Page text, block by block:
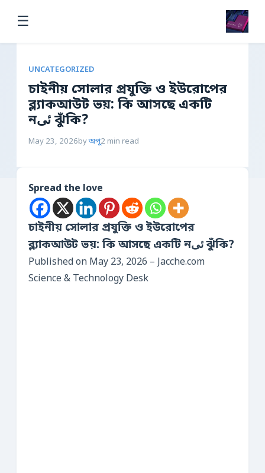
☰
UNCATEGORIZED
চাইনীয় সোলার প্রযুক্তি ও ইউরোপের
ব্ল্যাকআউট ভয়: কি আসছে একটি
নئی ঝুঁকি?
May 23, 2026byঅপু2 min read
Spread the love
চাইনীয় সোলার প্রযুক্তি ও ইউরোপের
ব্ল্যাকআউট ভয়: কি আসছে একটি নئی ঝুঁকি?
Published on May 23, 2026 – Jacche.com
Science & Technology Desk